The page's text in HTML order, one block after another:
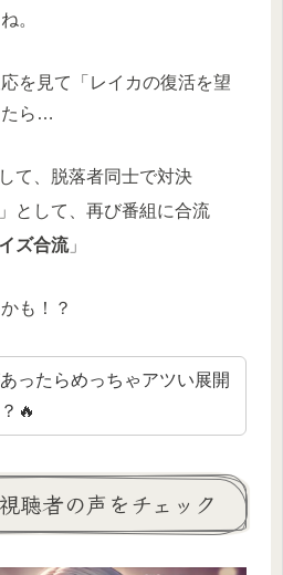
。
を見て「レイカの復活を望
たら…
て、脱落者同士で対決
」として、再び番組に合流
ズ合流」
も！？
ったらめっちゃアツい展開
🔥
聴者の声をチェック